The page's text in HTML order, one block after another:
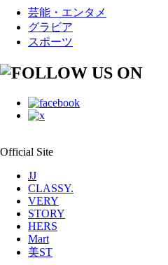
芸能・エンタメ
グラビア
スポーツ
Official Site
JJ
CLASSY.
VERY
STORY
HERS
Mart
美ST